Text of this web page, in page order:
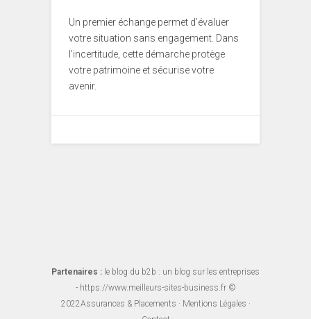
Un premier échange permet d’évaluer
votre situation sans engagement. Dans
l’incertitude, cette démarche protège
votre patrimoine et sécurise votre
avenir.
Partenaires : le blog du b2b : un blog sur les entreprises
- https://www.meilleurs-sites-business.fr©
2022Assurances & Placements · Mentions Légales ·